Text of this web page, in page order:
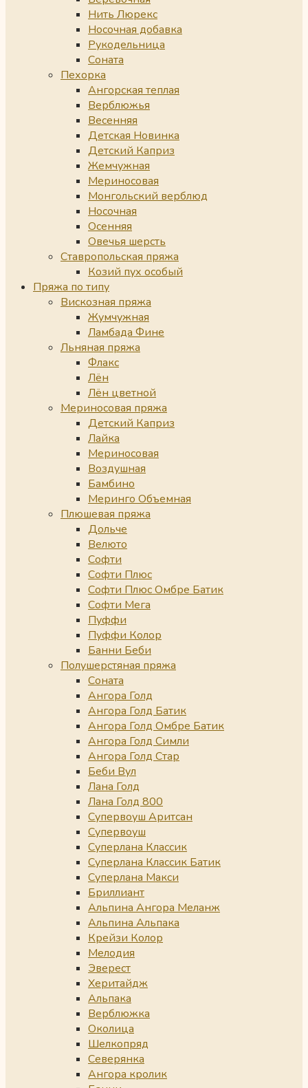
Нить Люрекс
Носочная добавка
Рукодельница
Соната
Пехорка
Ангорская теплая
Верблюжья
Весенняя
Детская Новинка
Детский Каприз
Жемчужная
Мериносовая
Монгольский верблюд
Носочная
Осенняя
Овечья шерсть
Ставропольская пряжа
Козий пух особый
Пряжа по типу
Вискозная пряжа
Жумчужная
Ламбада Фине
Льняная пряжа
Флакс
Лён
Лён цветной
Мериносовая пряжа
Детский Каприз
Лайка
Мериносовая
Воздушная
Бамбино
Меринго Объемная
Плюшевая пряжа
Дольче
Велюто
Софти
Софти Плюс
Софти Плюс Омбре Батик
Софти Мега
Пуффи
Пуффи Колор
Банни Беби
Полушерстяная пряжа
Соната
Ангора Голд
Ангора Голд Батик
Ангора Голд Омбре Батик
Ангора Голд Симли
Ангора Голд Стар
Беби Вул
Лана Голд
Лана Голд 800
Супервоуш Аритсан
Супервоуш
Суперлана Классик
Суперлана Классик Батик
Суперлана Макси
Бриллиант
Альпина Ангора Меланж
Альпина Альпака
Крейзи Колор
Мелодия
Эверест
Херитайдж
Альпака
Верблюжка
Околица
Шелкопряд
Северянка
Ангора кролик